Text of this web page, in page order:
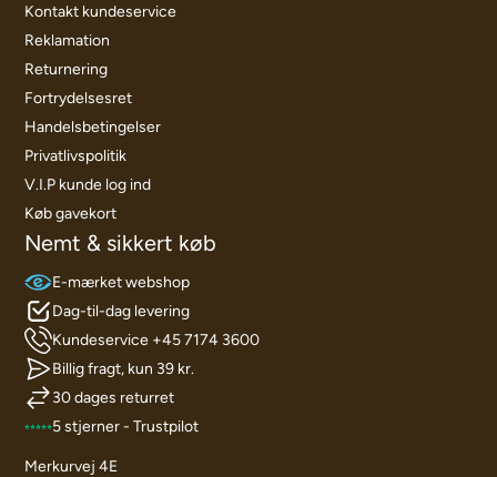
Kontakt kundeservice
Reklamation
Returnering
Fortrydelsesret
Handelsbetingelser
Privatlivspolitik
V.I.P kunde log ind
Køb gavekort
Nemt & sikkert køb
E-mærket webshop
Dag-til-dag levering
Kundeservice +45 7174 3600
Billig fragt, kun 39 kr.
30 dages returret
5 stjerner - Trustpilot
Merkurvej 4E